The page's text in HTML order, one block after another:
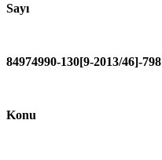
Sayı
84974990-130[9-2013/46]-798
Konu